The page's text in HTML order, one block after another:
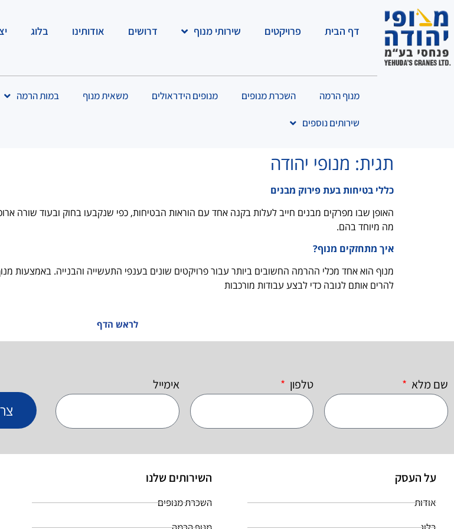
דף הבית פרויקטים שירותי מנוף דרושים אודותינו בלוג
מנוף הרמה השכרת מנופים מנופים הידראולים משאית מנוף במות הרמה
שירותים נוספים
תגית: מנופי יהודה
כללי בטיחות בעת פירוק מבנים
האופן שבו מפרקים מבנים חייב לעלות בקנה אחד עם הוראות הבטיחות, כפי שנקבעו בחוק ובעוד שורה
מה מיוחד בהם.
איך מתחזקים מנוף?
מנוף הוא אחד מכלי ההרמה החשובים ביותר עבור פרויקטים שונים בענפי התעשייה והבנייה. באמצעות
להרים אותם לגובה כדי לבצע עבודות מורכבות
לראש הדף
שם מלא טלפון אימייל
על העסק
אודות
השירותים שלנו
השכרת מנופים